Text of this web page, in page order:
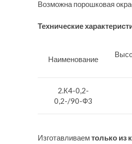
Возможна порошковая
Технические
Наименование
2.К4-0,2-
0,2-/90-Ф3
Изготавливаемтолько из